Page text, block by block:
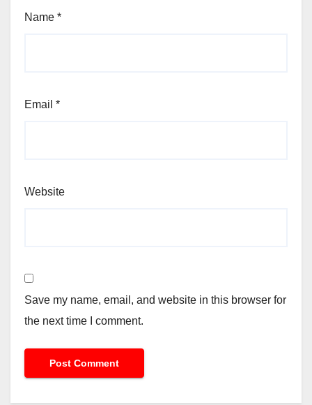
Name *
Email *
Website
Save my name, email, and website in this browser for
the next time I comment.